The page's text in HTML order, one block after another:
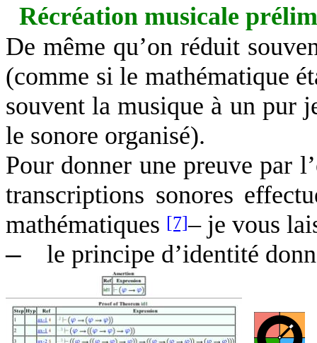
Récréation musicale
De même qu’on réduit
(comme si le mathématique
souvent la musique à un pur
le sonore organisé).
Pour donner une preuve par
transcriptions sonores
mathématiques [7]– je vous
— le principe d’identité